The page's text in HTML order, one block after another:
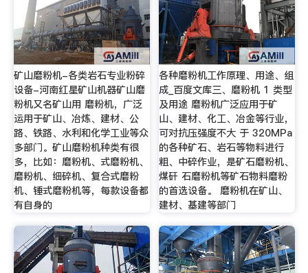
矿山磨粉机-各类岩石专业粉碎
设备-河南红星矿山机器矿山磨
粉机又名矿山用 磨粉机，广泛
运用于矿山、冶炼、建材、公
路、铁路、水利和化学工业等众
多部门。矿山磨粉机种类有很
多，比如：磨粉机、式磨粉机、
磨粉机、细碎机、复合式磨粉
机、锤式磨粉机等，每款设备都
有自身的
各种磨粉机工作原理、用途、组
成_百度文库三、磨粉机 1 类型
及用途 磨粉机广泛应用于矿
山、建材、化工、冶金等行业，
可对抗压强度不大 于 320MPa
的各种矿石、岩石等物料进行
粗、中碎作业，是矿石磨粉机、
煤矸 石磨粉机等矿石物料磨粉
的首选设备。 磨粉机在矿山、
建材、基建等部门